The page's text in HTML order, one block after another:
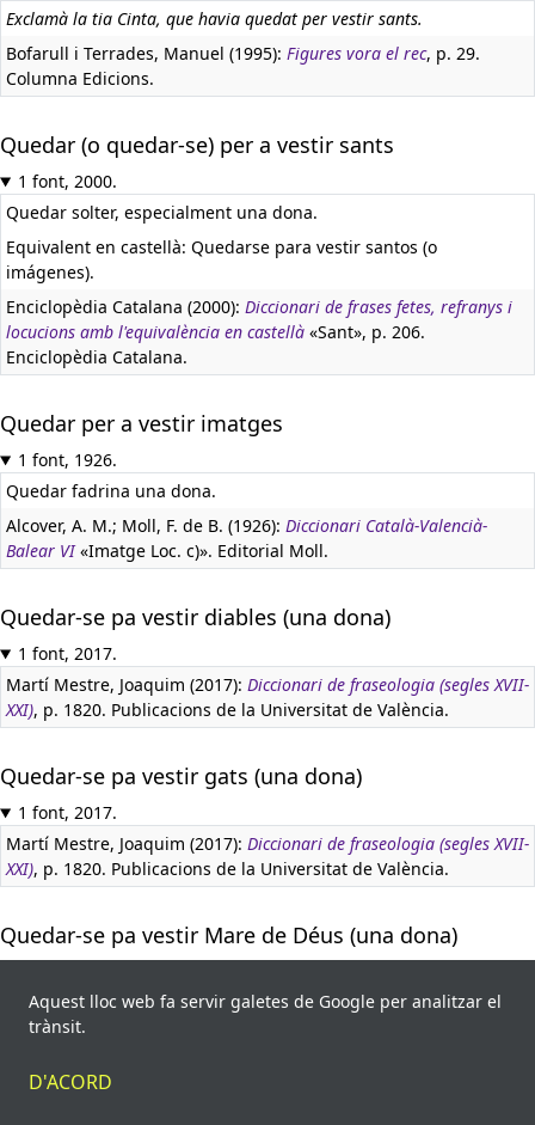
Exclamà la tia Cinta, que havia quedat per vestir sants.
Bofarull i Terrades, Manuel (1995): Figures vora el rec, p. 29.
Columna Edicions.
Quedar (o quedar-se) per a vestir sants
1 font, 2000.
Quedar solter, especialment una dona.
Equivalent en castellà: Quedarse para vestir santos (o
imágenes).
Enciclopèdia Catalana (2000): Diccionari de frases fetes, refranys i
locucions amb l'equivalència en castellà «Sant», p. 206.
Enciclopèdia Catalana.
Quedar per a vestir imatges
1 font, 1926.
Quedar fadrina una dona.
Alcover, A. M.; Moll, F. de B. (1926): Diccionari Català-Valencià-
Balear VI«Imatge Loc. c)». Editorial Moll.
Quedar-se pa vestir diables (una dona)
1 font, 2017.
Martí Mestre, Joaquim (2017): Diccionari de fraseologia (segles XVII-
XXI), p. 1820. Publicacions de la Universitat de València.
Quedar-se pa vestir gats (una dona)
1 font, 2017.
Martí Mestre, Joaquim (2017): Diccionari de fraseologia (segles XVII-
XXI), p. 1820. Publicacions de la Universitat de València.
Quedar-se pa vestir Mare de Déus (una dona)
Martí Mestre, Joaquim (2017):Diccionari de fraseologia (segles XVII-
XXI), p. 1820. Publicacions de la Universitat de València.
Quedar-se pa vestir sants
Aquest lloc web fa servir galetes de Google per analitzar el
trànsit.
D'ACORD